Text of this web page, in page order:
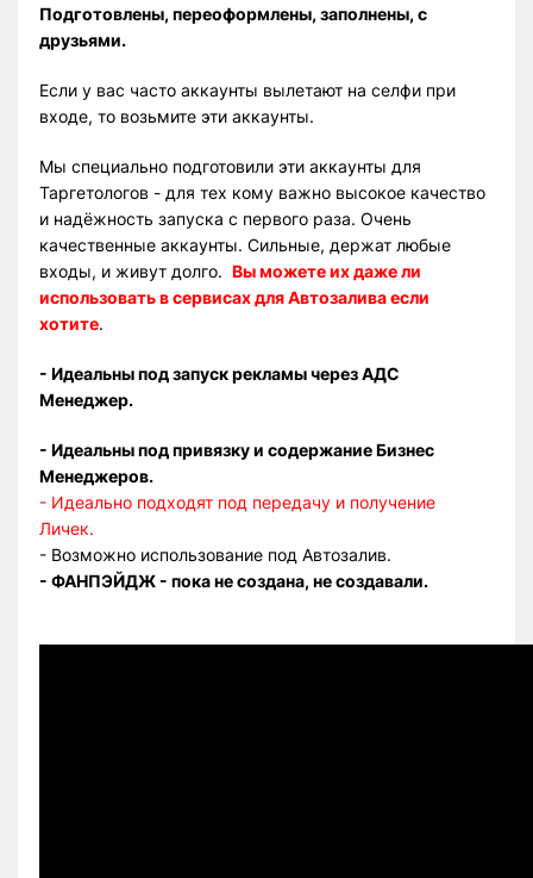
Подготовлены, переоформлены, заполнены, с
друзьями.
Если у вас часто аккаунты вылетают на селфи при
входе, то возьмите эти аккаунты.
Мы специально подготовили эти аккаунты для
Таргетологов - для тех кому важно высокое качество
и надёжность запуска с первого раза. Очень
качественные аккаунты. Сильные, держат любые
входы, и живут долго. Вы можете их даже ли
использовать в сервисах для Автозалива если
хотите.
- Идеальны под запуск рекламы через АДС
Менеджер.
- Идеальны под привязку и содержание Бизнес
Менеджеров.
- Идеально подходят под передачу и получение
Личек.
- Возможно использование под Автозалив.
- ФАНПЭЙДЖ - пока не создана, не создавали.